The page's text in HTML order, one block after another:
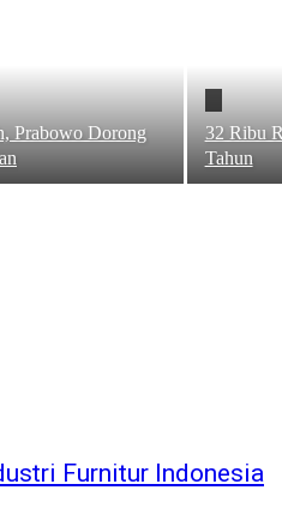
Prabowo Dorong
32 Ribu
Tahun
Furnitur Indonesia